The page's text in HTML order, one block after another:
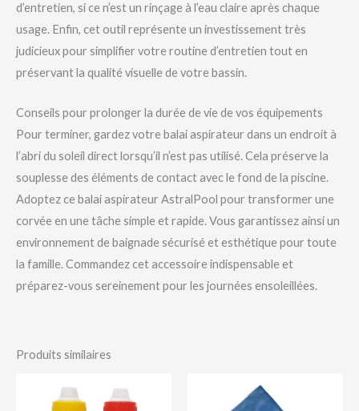
d’entretien, si ce n’est un rinçage à l’eau claire après chaque
usage. Enfin, cet outil représente un investissement très
judicieux pour simplifier votre routine d’entretien tout en
préservant la qualité visuelle de votre bassin.
Conseils pour prolonger la durée de vie de vos équipements
Pour terminer, gardez votre balai aspirateur dans un endroit à
l’abri du soleil direct lorsqu’il n’est pas utilisé. Cela préserve la
souplesse des éléments de contact avec le fond de la piscine.
Adoptez ce balai aspirateur AstralPool pour transformer une
corvée en une tâche simple et rapide. Vous garantissez ainsi un
environnement de baignade sécurisé et esthétique pour toute
la famille. Commandez cet accessoire indispensable et
préparez-vous sereinement pour les journées ensoleillées.
Produits similaires